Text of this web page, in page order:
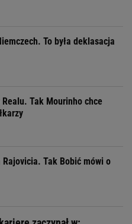
To była deklasacja
Realu. Tak Mourinho chce
Tak Bobić mówi o